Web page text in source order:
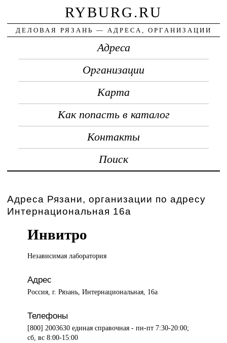
RYBURG.RU
ДЕЛОВАЯ РЯЗАНЬ — АДРЕСА, ОРГАНИЗАЦИИ
Адреса
Организации
Карта
Как попасть в каталог
Контакты
Поиск
Адреса Рязани, организации по адресу
Интернациональная 16а
Инвитро
Независимая лаборатория
Адрес
Россия, г. Рязань, Интернациональная, 16а
Телефоны
[800] 2003630 единая справочная - пн-пт 7:30-20:00;
сб, вс 8:00-15:00